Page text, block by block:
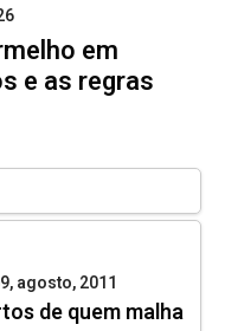
em
e as regras
agosto, 2011
de quem malha